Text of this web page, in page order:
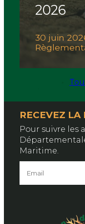
2026
30 juin
RECEVEZ LA
Pour suivre les
Maritime.